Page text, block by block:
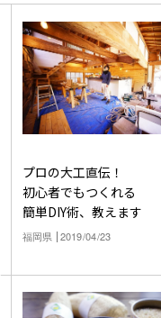
プロの大工直伝！
初心者でもつくれる
簡単DIY術、教えます
福岡県 2019/04/23